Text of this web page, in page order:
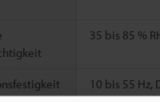
35 bis 85 %
10 bis 55 Hz,